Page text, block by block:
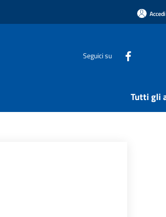
Seguici su
Tutti gli